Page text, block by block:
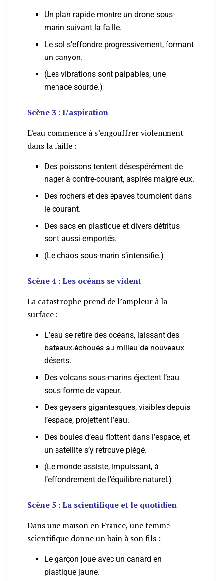
Un plan rapide montre un drone sous-
marin suivant la faille.
Le sol s’effondre progressivement, formant
un canyon.
(Les vibrations sont palpables, une
menace sourde.)
Scène 3 : L’aspiration
L’eau commence à s’engouffrer violemment
dans la faille :
Des poissons tentent désespérément de
nager à contre-courant, aspirés malgré eux.
Des rochers et des épaves tournoient dans
le courant.
Des sacs en plastique et divers détritus
sont aussi emportés.
(Le chaos sous-marin s’intensifie.)
Scène 4 : Les océans se vident
La catastrophe prend de l’ampleur à la
surface :
L’eau se retire des océans, laissant des
bateaux.échoués au milieu de nouveaux
déserts.
Des volcans sous-marins éjectent l’eau
sous forme de vapeur.
Des geysers gigantesques, visibles depuis
l’espace, projettent l’eau.
Des boules d’eau flottent dans l’espace, et
un satellite s’y retrouve piégé.
(Le monde assiste, impuissant, à
l’effondrement de l’équilibre naturel.)
Scène 5 : La scientifique et le quotidien
Dans une maison en France, une femme
scientifique donne un bain à son fils :
Le garçon joue avec un canard en
plastique jaune.